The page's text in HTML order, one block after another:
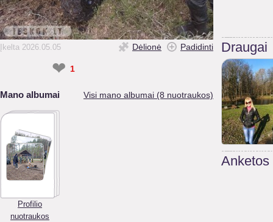
Įkelta 2026.05.05 Dėlionė Padidinti
❤ 1
Mano albumai Visi mano albumai (8 nuotraukos)
Profilio
nuotraukos
Draugai
Anketos